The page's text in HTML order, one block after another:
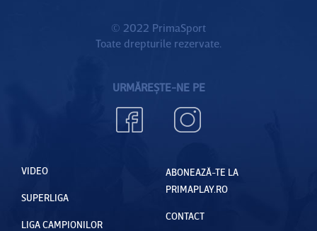
© 2022 PrimaSport
Toate drepturile rezervate.
URMĂREȘTE-NE PE
VIDEO
SUPERLIGA
LIGA CAMPIONILOR
ABONEAZĂ-TE LA
PRIMAPLAY.RO
CONTACT